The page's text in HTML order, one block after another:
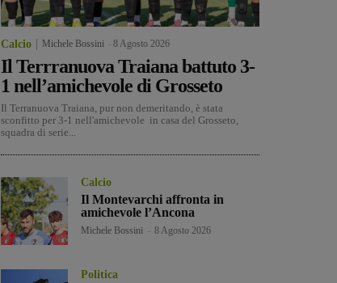
Calcio Michele Bossini 8 Agosto 2026
Il Terrranuova Traiana battuto 3-
1 nell’amichevole di Grosseto
Il Terranuova Traiana, pur non demeritando, è stata
sconfitto per 3-1 nell'amichevole in casa del Grosseto,
squadra di serie...
Calcio
Il Montevarchi affronta in
amichevole l’Ancona
Michele Bossini 8 Agosto 2026
Politica